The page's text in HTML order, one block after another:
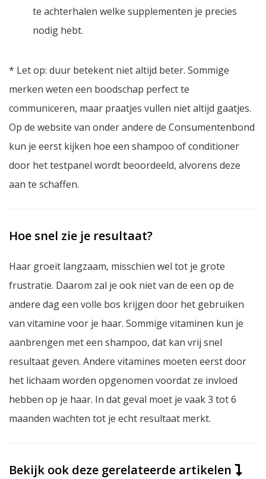
te achterhalen welke supplementen je precies
nodig hebt.
* Let op: duur betekent niet altijd beter. Sommige
merken weten een boodschap perfect te
communiceren, maar praatjes vullen niet altijd gaatjes.
Op de website van onder andere de Consumentenbond
kun je eerst kijken hoe een shampoo of conditioner
door het testpanel wordt beoordeeld, alvorens deze
aan te schaffen.
Hoe snel zie je resultaat?
Haar groeit langzaam, misschien wel tot je grote
frustratie. Daarom zal je ook niet van de een op de
andere dag een volle bos krijgen door het gebruiken
van vitamine voor je haar. Sommige vitaminen kun je
aanbrengen met een shampoo, dat kan vrij snel
resultaat geven. Andere vitamines moeten eerst door
het lichaam worden opgenomen voordat ze invloed
hebben op je haar. In dat geval moet je vaak 3 tot 6
maanden wachten tot je echt resultaat merkt.
Bekijk ook deze gerelateerde artikelen